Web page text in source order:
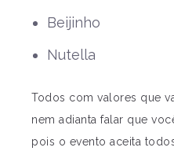
Beijinho
Nutella
Todos com valores que
nem adianta falar que
pois o evento aceita